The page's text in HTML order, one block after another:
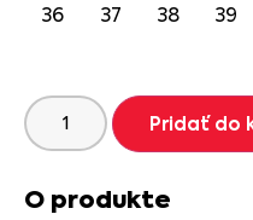
36 37 38 39
Pridať do
O produkte